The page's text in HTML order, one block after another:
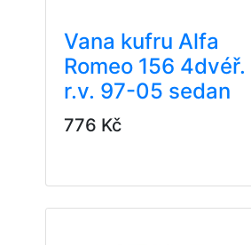
Vana kufru Alfa
Romeo 156 4dvéř.
r.v. 97-05 sedan
776 Kč